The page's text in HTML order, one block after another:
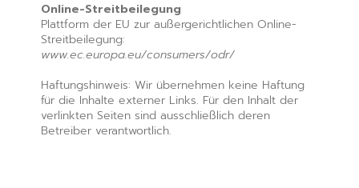
Online-Streitbeilegung
Plattform der EU zur außergerichtlichen Online-
Streitbeilegung:
www.ec.europa.eu/consumers/odr/
Haftungshinweis: Wir übernehmen keine Haftung
für die Inhalte externer Links. Für den Inhalt der
verlinkten Seiten sind ausschließlich deren
Betreiber verantwortlich.